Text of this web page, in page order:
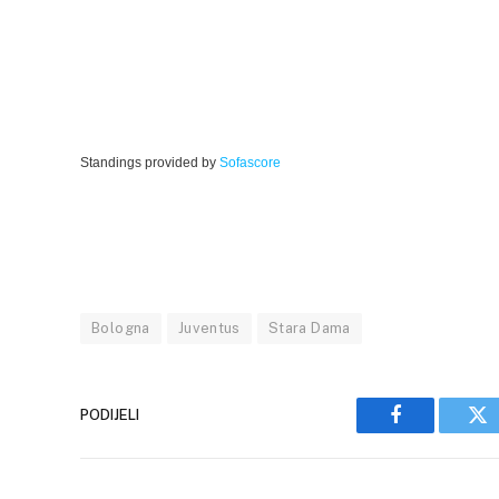
Standings provided by Sofascore
Bologna Juventus Stara Dama
PODIJELI
Facebook